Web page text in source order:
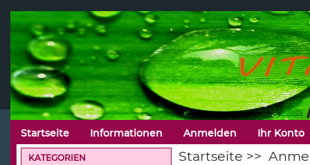
Startseite >>
KATEGORIEN
Startseite Informationen Anmelden Ihr Konto